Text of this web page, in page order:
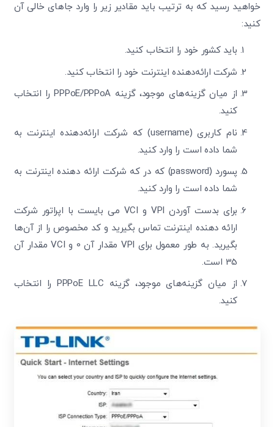
خواهید رسید که به ترتیب باید مقادیر زیر را وارد جاهای خالی آن
کنید:
باید کشور خود را انتخاب کنید.
شرکت ارائه‌دهنده اینترنت خود را انتخاب کنید.
از میان گزینه‌های موجود، گزینه PPPoE/PPPoA را انتخاب
کنید.
نام کاربری (username) که شرکت ارائه‌دهنده اینترنت به
شما داده است را وارد کنید.
پسورد (password) که در که شرکت ارائه دهنده اینترنت به
شما داده است را وارد کنید.
برای بدست آوردن VPI و VCI می بایست با اپراتور شرکت
ارائه دهنده اینترنت تماس بگیرید و کد مخصوص را از آن‌ها
بگیرید. به طور معمول برای VPI مقدار آن 0 و VCI مقدار آن
35 است.
از میان گزینه‌های موجود، گزینه PPPoE LLC را انتخاب
کنید.